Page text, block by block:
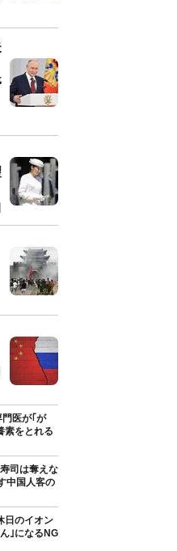
医が｢が
素をとれる
司は奪えな
中国人客の
日のイオン
｣になるNG